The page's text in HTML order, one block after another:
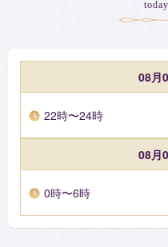
３将来、能力
漠然とした不安の原因解消
は。自分の輝かせ方、良く
占いスタイル
08月
22時〜24時
08月
0時〜6時